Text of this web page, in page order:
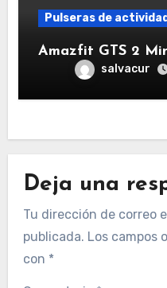
Pulseras de actividad
Amazfit GTS 2
salvacur
Deja una
Tu dirección de correo
publicada. Los campos
con *